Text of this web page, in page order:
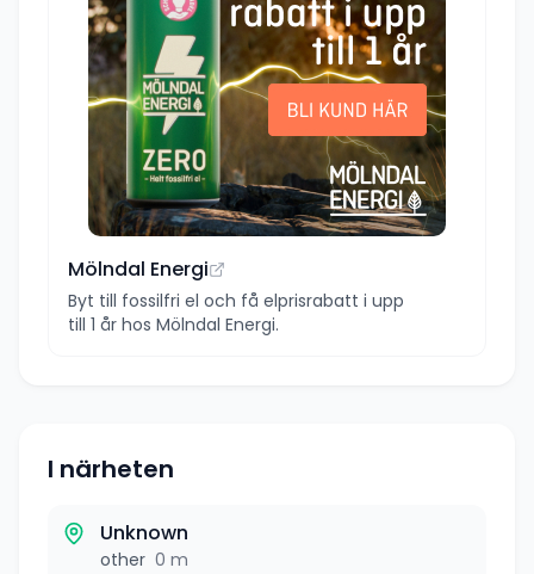
Mölndal Energi
Byt till fossilfri el och få elprisrabatt i upp
till 1 år hos Mölndal Energi.
I närheten
Unknown
other 0 m